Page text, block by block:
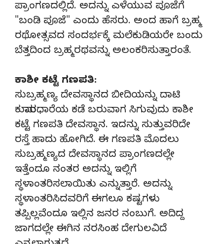
ಪ್ರಾಂಗಣದಲ್ಲಿದೆ. ಅದನ್ನು ಎಳೆಯುವ ಪೂಜೆಗೆ
"ಬಂಡಿ ಪೂಜೆ" ಎಂದು ಹೆಸರು. ಅಂದ ಹಾಗೆ ಬ್ರಹ್ಮ
ರಥೋತ್ಸವದ ಸಂದರ್ಭಕ್ಕೆ ಮಲೆಕುಡಿಯರೇ ಬಂದು
ಬೆತ್ತದಿಂದ ಬ್ರಹ್ಮರಥವನ್ನು ಅಲಂಕರಿಸುತ್ತಾರಂತೆ.
ಕಾಶೀ ಕಟ್ಟೆ ಗಣಪತಿ:
ಸುಬ್ರಹ್ಮಣ್ಯ ದೇವಸ್ಥಾನದ ಬೀದಿಯನ್ನು ದಾಟಿ
ಕುಮಾರಧಾರೆಯ ಕಡೆ ಬರುವಾಗ ಸಿಗುವುದು ಕಾಶೀ
ಕಟ್ಟೆ ಗಣಪತಿ ದೇವಸ್ಥಾನ. ಇದನ್ನು ಸುತ್ತುವರಿದೇ
ರಸ್ತೆ ಹಾದು ಹೋಗಿದೆ. ಈ ಗಣಪತಿ ಮೊದಲು
ಸುಬ್ರಹ್ಮಣ್ಯದ ದೇವಸ್ಥಾನದ ಪ್ರಾಂಗಣದಲ್ಲೇ
ಇತ್ತೆಂದೂ ನಂತರ ಅದನ್ನು ಇಲ್ಲಿಗೆ
ಸ್ಥಳಾಂತರಿಸಲಾಯಿತು ಎನ್ನುತ್ತಾರೆ. ಅದನ್ನು
ಸ್ಥಳಾಂತರಿಸಿದವರಿಗೆ ಈಗಲೂ ಕಷ್ಟಗಳು
ತಪ್ಪಿಲ್ಲವೆಂದೂ ಇಲ್ಲಿನ ಜನರ ನಂಬುಗೆ. ಅದಿದ್ದ
ಜಾಗದಲ್ಲೇ ಈಗಿನ ನರಸಿಂಹ ದೇಗುಲವಿದೆ